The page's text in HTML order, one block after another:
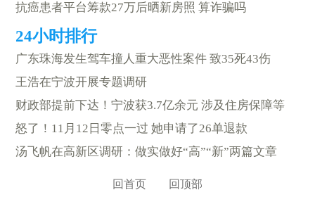
抗癌患者平台筹款27万后晒新房照 算诈骗吗
广东珠海发生驾车撞人重大恶性案件 致35死43伤
王浩在宁波开展专题调研
财政部提前下达！宁波获3.7亿余元 涉及住房保障等
怒了！11月12日零点一过 她申请了26单退款
汤飞帆在高新区调研：做实做好“高”“新”两篇文章
回首页 回顶部